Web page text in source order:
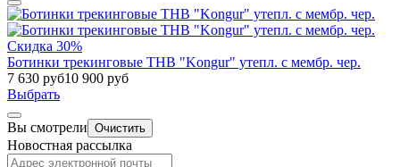
Скидка 30%
Ботинки трекинговые THB "Kongur" утепл. с мембр. чер.
7 630 руб10 900 руб
Выбрать
Вы смотрели Очистить
Новостная рассылка